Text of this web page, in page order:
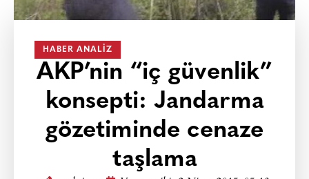
HABER ANALIZ
AKP’nin “iç güvenlik”
konsepti: Jandarma
gözetiminde cenaze
taşlama